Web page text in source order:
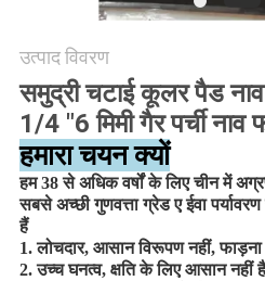
PRIVACY
POLICY
उत्पाद विवरण
समुद्री चटाई कूलर पैड
1/4 "6 मिमी गैर पर्ची नाव
हमारा चयन क्यों
हम 38 से अधिक वर्षों के लिए चीन में
सबसे अच्छी गुणवत्ता ग्रेड ए ईवा
हैं
1. लोचदार, आसान विरूपण नहीं,
2. उच्च घनत्व, क्षति के लिए आसान नहीं